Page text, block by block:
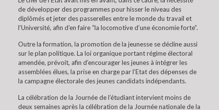
de développer des programmes pour hisser le niveau des
diplômés et jeter des passerelles entre le monde du travail et
l’Université, afin d’en faire “la locomotive d’une économie forte”.
Outre la formation, la promotion de la jeunesse se décline aussi
sur le plan politique. La loi organique portant régime électoral
amendée, prévoit, afin d’encourager les jeunes à intégrer les
assemblées élues, la prise en charge par l’Etat des dépenses de
la campagne électorale des jeunes candidats indépendants.
La célébration de la Journée de l’étudiant intervient moins de
deux semaines après la célébration de la Journée nationale de la